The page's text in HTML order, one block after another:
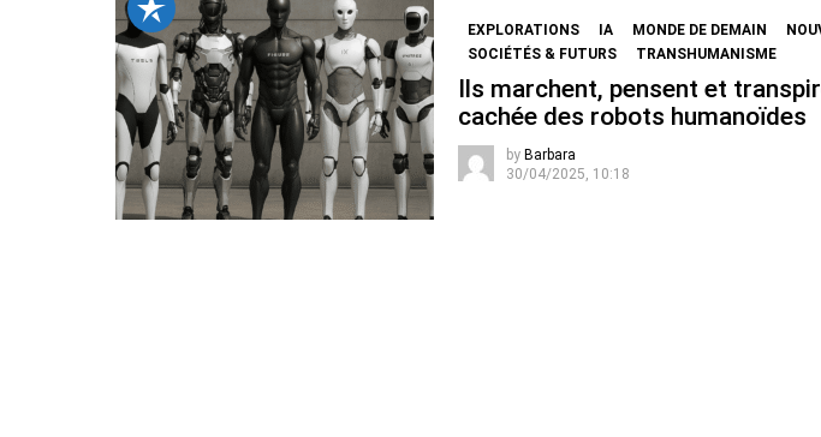
EXPLORATIONS IA MONDE DE DEMAIN
SOCIÉTÉS & FUTURS
TRANSHUMANISME
Ils marchent, pensent et
cachée des robots humanoïdes
by Barbara
30/04/2025, 10:18